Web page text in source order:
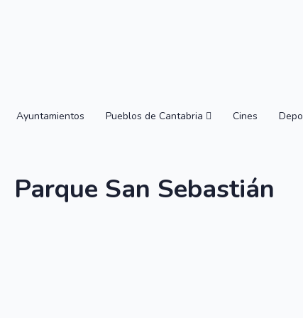
Ayuntamientos Pueblos de Cantabria Cines
Parque San Sebastián